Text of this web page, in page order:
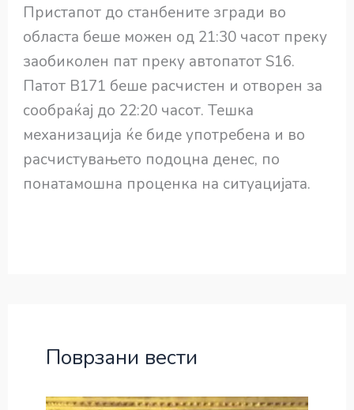
Пристапот до станбените згради во
областа беше можен од 21:30 часот преку
заобиколен пат преку автопатот S16.
Патот B171 беше расчистен и отворен за
сообраќај до 22:20 часот. Тешка
механизација ќе биде употребена и во
расчистувањето подоцна денес, по
понатамошна проценка на ситуацијата.
Поврзани вести